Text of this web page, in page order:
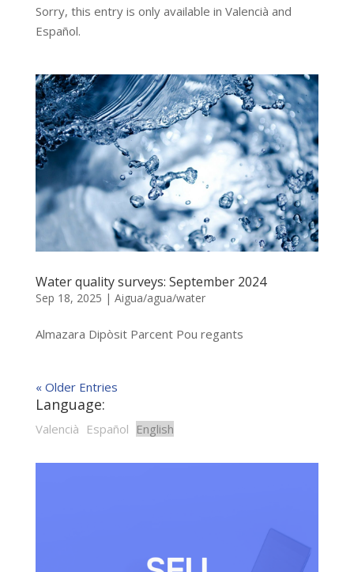
Sorry, this entry is only available in Valencià and
Español.
Water quality surveys: September 2024
Sep 18, 2025 | Aigua/agua/water
Almazara Dipòsit Parcent Pou regants
« Older Entries
Language:
Valencià Español English